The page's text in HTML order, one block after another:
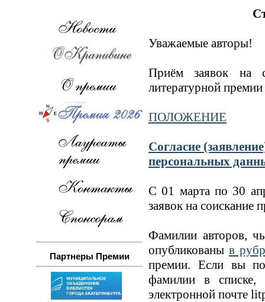
Уважаемые авторы!
Приём заявок на
литературной
ПОЛОЖЕНИЕ
Cогласие
персональных
С 01 марта по 30
заявок на соискание
Фамилии авторов,
опубликованы в
премии. Если вы
фамилии в списке,
электронной почте
Партнеры Премии